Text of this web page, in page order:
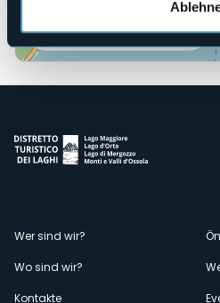
Öffnen Sie die Karte
Menù
secondario
Wer sind wir?
Wo sind wir?
Kontakte